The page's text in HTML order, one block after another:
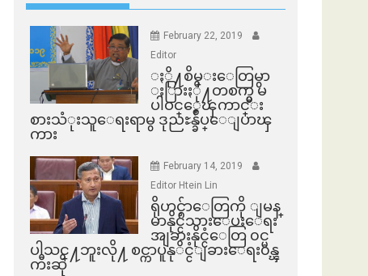
February 22, 2019
Editor
ႏို႔စိမ္းေတြမွာ
ႏြားႏို႔တစက္မွ မ
ပါဝင္ေၾကာင္း
စားသံုးသူေရးရာမွ ဒုညႊန္ခ်ဳပ္ေျပာၾ
ကား
February 14, 2019
Editor Htein Lin
ရိုဟင္ဂ်ာေတြကို ျမန္
မာနိုင္ငံသားေပးေရး
အျခားနိုင္ငံေတြ ၀င္မ
ပါသင္႔ဘူးလို႔ စင္ကာပူနုိင္ငံျခားေရး၀န္ၾ
ကီးဆို